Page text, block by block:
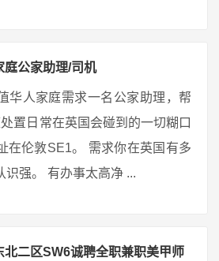
庭公家助理/司机
华人家庭需求一名公家助理，帮
置日常在英国会碰到的一切糊口
在伦敦SE1。 需求你在英国有多
识强。 有办事太高净 ...
北二区SW6诚聘全职兼职美甲师